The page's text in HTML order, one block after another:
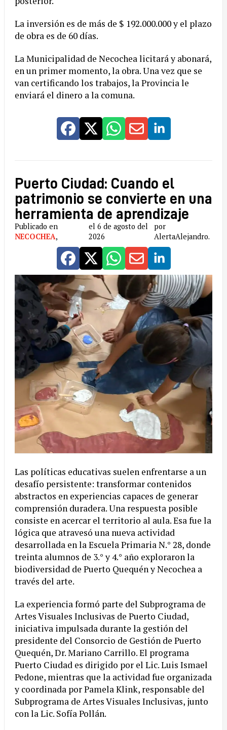
La inversión es de más de $ 192.000.000 y el plazo
de obra es de 60 días.
La Municipalidad de Necochea licitará y abonará,
en un primer momento, la obra. Una vez que se
van certificando los trabajos, la Provincia le
enviará el dinero a la comuna.
Puerto Ciudad: Cuando el
patrimonio se convierte en una
herramienta de aprendizaje
Publicado en
NECOCHEA,
el 6 de agosto del
2026
por
AlertaAlejandro.
Las políticas educativas suelen enfrentarse a un
desafío persistente: transformar contenidos
abstractos en experiencias capaces de generar
comprensión duradera. Una respuesta posible
consiste en acercar el territorio al aula. Esa fue la
lógica que atravesó una nueva actividad
desarrollada en la Escuela Primaria N.° 28, donde
treinta alumnos de 3.° y 4.° año exploraron la
biodiversidad de Puerto Quequén y Necochea a
través del arte.
La experiencia formó parte del Subprograma de
Artes Visuales Inclusivas de Puerto Ciudad,
iniciativa impulsada durante la gestión del
presidente del Consorcio de Gestión de Puerto
Quequén, Dr. Mariano Carrillo. El programa
Puerto Ciudad es dirigido por el Lic. Luis Ismael
Pedone, mientras que la actividad fue organizada
y coordinada por Pamela Klink, responsable del
Subprograma de Artes Visuales Inclusivas, junto
con la Lic. Sofía Pollán.